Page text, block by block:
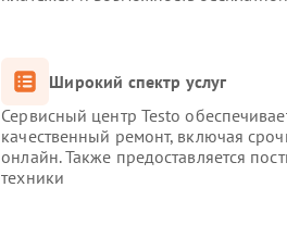
Широкий спектр услуг
Сервисный центр Testo
качественный ремонт, включая
онлайн. Также предоставляется
техники